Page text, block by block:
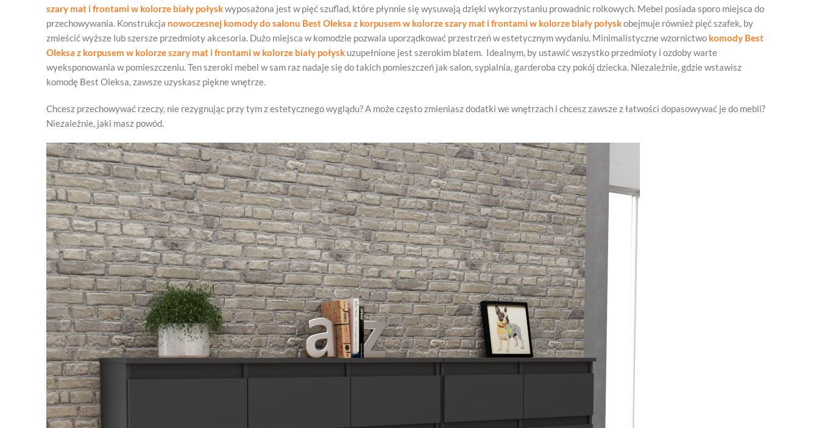
szary mat i frontami w kolorze biały połyskwyposażona jest w pięć szuflad, które płynnie się wysuwają dzięki wykorzystaniu prowadnic rolkowych. Mebel posiada sporo miejsca do
przechowywania. Konstrukcja nowoczesnej komody do salonu Best Oleksa z korpusem w kolorze szary mat i frontami w kolorze biały połyskobejmuje również pięć szafek, by
zmieścić wyższe lub szersze przedmioty akcesoria. Dużo miejsca w komodzie pozwala uporządkować przestrzeń w estetycznym wydaniu. Minimalistyczne wzornictwo komody Best
Oleksa z korpusem w kolorze szary mat i frontami w kolorze biały połysk uzupełnione jest szerokim blatem. Idealnym, by ustawić wszystko przedmioty i ozdoby warte
wyeksponowania w pomieszczeniu. Ten szeroki mebel w sam raz nadaje się do takich pomieszczeń jak salon, sypialnia, garderoba czy pokój dziecka. Niezależnie, gdzie wstawisz
komodę Best Oleksa, zawsze uzyskasz piękne wnętrze.
Chcesz przechowywać rzeczy, nie rezygnując przy tym z estetycznego wyglądu? A może często zmieniasz dodatki we wnętrzach i chcesz zawsze z łatwości dopasowywać je do mebli?
Niezależnie, jaki masz powód.